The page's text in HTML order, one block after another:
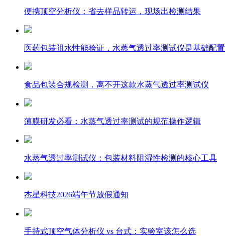
便携顶空分析仪：省去样品转运，现场出检测结果
医药包装阻水性能验证，水蒸气透过率测试仪是基础配置
食品包装合规检测，离不开这款水蒸气透过率测试仪
薄膜研发必看：水蒸气透过率测试的规范操作逻辑
水蒸气透过率测试仪：包装材料阻湿性检测的核心工具
杰星科技2026端午节放假通知
手持式顶空气体分析仪 vs 台式：实验室该怎么选